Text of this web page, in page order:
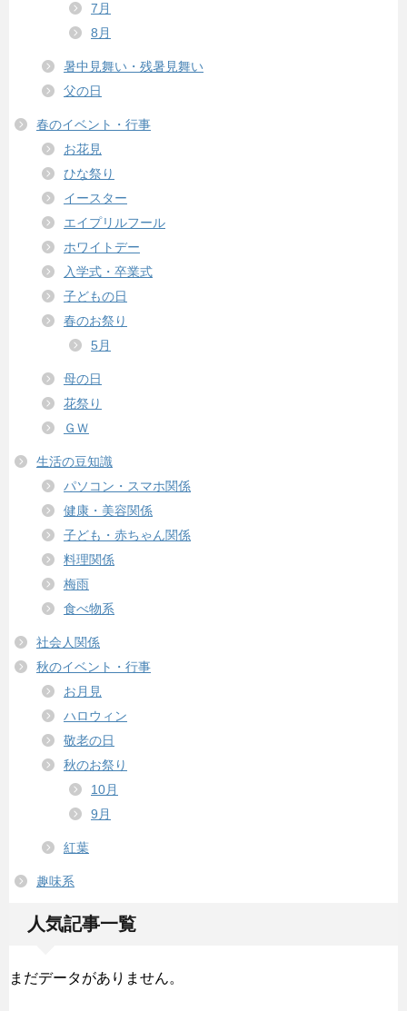
7月
8月
暑中見舞い・残暑見舞い
父の日
春のイベント・行事
お花見
ひな祭り
イースター
エイプリルフール
ホワイトデー
入学式・卒業式
子どもの日
春のお祭り
5月
母の日
花祭り
ＧＷ
生活の豆知識
パソコン・スマホ関係
健康・美容関係
子ども・赤ちゃん関係
料理関係
梅雨
食べ物系
社会人関係
秋のイベント・行事
お月見
ハロウィン
敬老の日
秋のお祭り
10月
9月
紅葉
趣味系
人気記事一覧
まだデータがありません。